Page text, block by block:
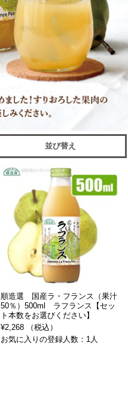
並び替え
順造選 国産ラ・フランス（果汁
50％）500ml ラフランス【セッ
ト本数をお選びください】
¥2,268 （税込）
お気に入りの登録人数：1人